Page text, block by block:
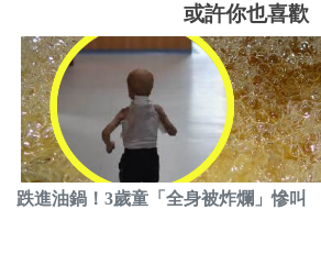
或許你也喜歡
跌進油鍋！3歲童「全身被炸爛」慘